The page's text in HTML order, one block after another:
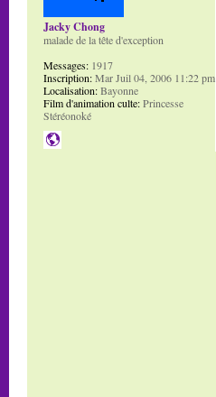
Jacky Chong
malade de la tête d'exception
Messages: 1917
Inscription:Mar Juil 04, 2006 11:22 pm
Localisation:Bayonne
Film d'animation culte:Princesse
Stéréonoké